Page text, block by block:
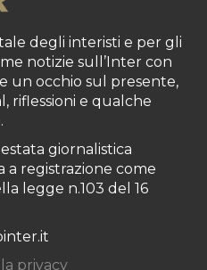
degli interisti e per gli
notizie sull’Inter con
un occhio sul presente,
riflessioni e qualche
giornalistica
registrazione come
legge n.103 del 16
privacy